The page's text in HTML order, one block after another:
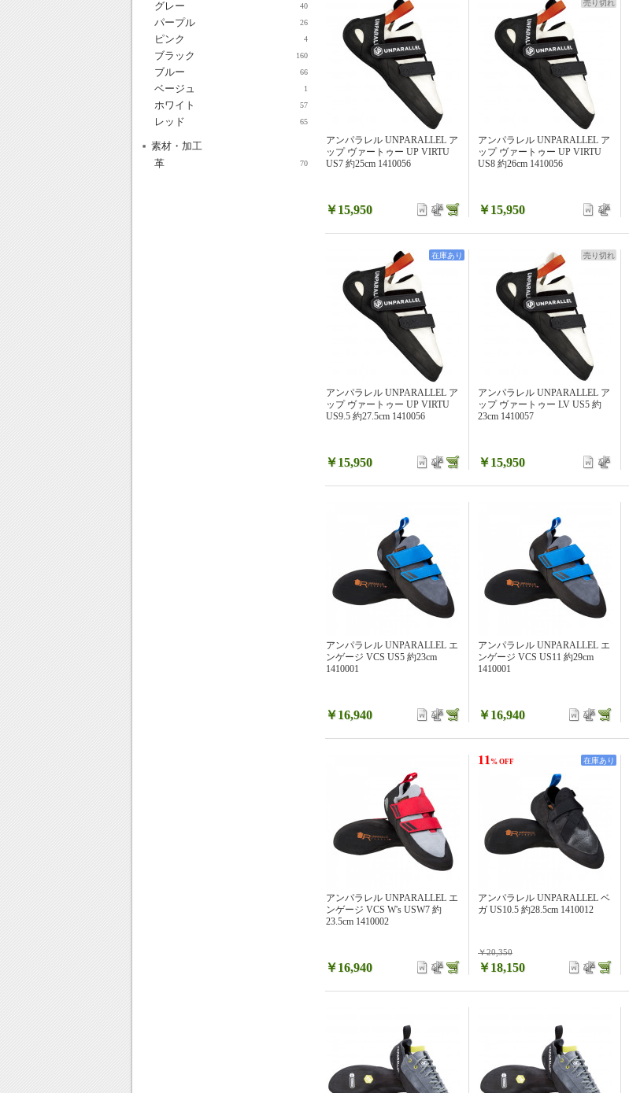
アンパラレル UNPARALLEL ア
ップ ヴァートゥー UP VIRTU
US7 約25cm 1410056
￥15,950
アンパラレル UNPARALLEL ア
ップ ヴァートゥー UP VIRTU
US8 約26cm 1410056
￥15,950
売り切れ
アンパラレル UNPARALLEL ア
ップ ヴァートゥー UP VIRTU
US9.5 約27.5cm 1410056
￥15,950
在庫あり
アンパラレル UNPARALLEL ア
ップ ヴァートゥー LV US5 約
23cm 1410057
￥15,950
売り切れ
アンパラレル UNPARALLEL エ
ンゲージ VCS US5 約23cm
1410001
￥16,940
アンパラレル UNPARALLEL エ
ンゲージ VCS US11 約29cm
1410001
￥16,940
アンパラレル UNPARALLEL エ
ンゲージ VCS W's USW7 約
23.5cm 1410002
￥16,940
アンパラレル UNPARALLEL ベ
ガ US10.5 約28.5cm 1410012
￥20,350
11 % OFF
￥18,150
在庫あり
グレー 40
パープル 26
ピンク 4
ブラック 160
ブルー 66
ベージュ 1
ホワイト 57
レッド 65
素材・加工
革
70